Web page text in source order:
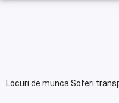
Locuri de munca Soferi